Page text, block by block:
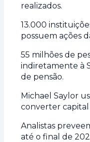
realizados.
13.000
possuem ações
55 milhões de
indiretamente à
de pensão.
Michael Saylor
converter
Analistas
até o final de